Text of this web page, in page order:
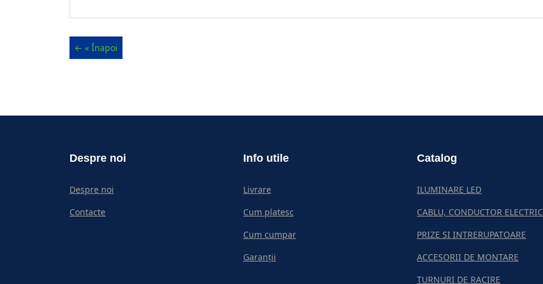
Despre noi
Despre noi
Contacte
Info utile
Livrare
Cum platesc
Cum cumpar
Garanții
Catalog
ILUMINARE LED
CABLU, CONDUCTOR ELECTRIC
PRIZE SI INTRERUPATOARE
ACCESORII DE MONTARE
TURNURI DE RACIRE